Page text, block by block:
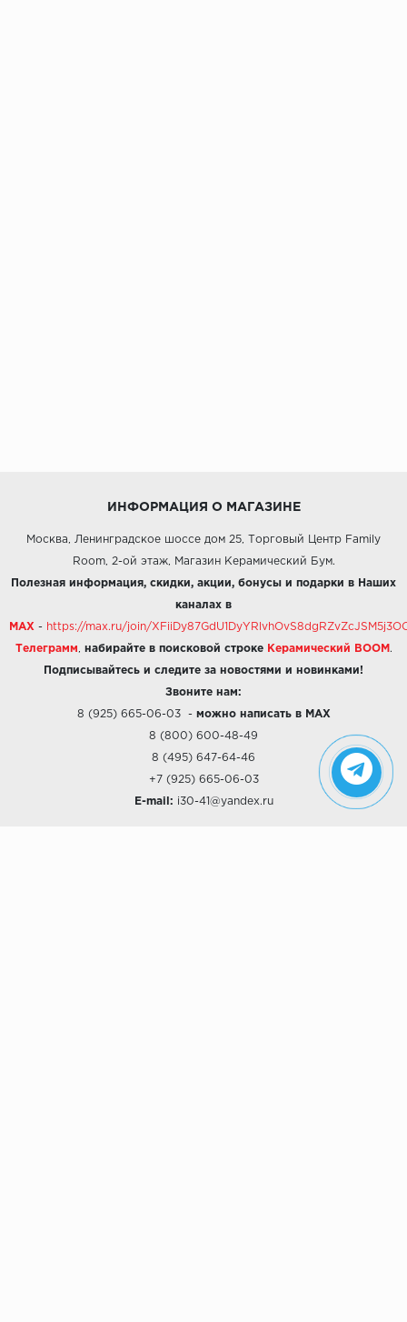
ИНФОРМАЦИЯ О МАГАЗИНЕ
Москва, Ленинградское шоссе дом 25, Торговый Центр Family
Room, 2-ой этаж, Магазин Керамический Бум.
Полезная информация, скидки, акции, бонусы и подарки в Наших
каналах в
MAX - https://max.ru/join/
Телеграмм набирайте в поисковой строке Керамический BOOM .
Подписывайтесь и следите за новостями и новинками!
Звоните нам:
8 (925) 665-06-03- можно написать в MAX
8 (800) 600-48-49
8 (495) 647-64-46
+7 (925) 665-06-03
E-mail: i30-41@yandex.ru